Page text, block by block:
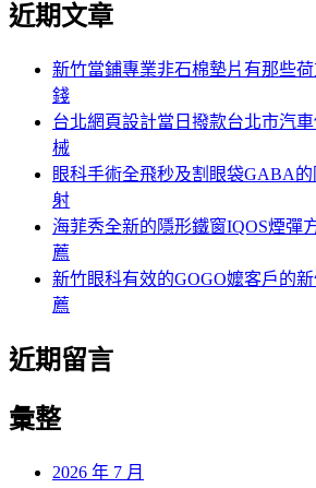
近期文章
新竹當鋪專業非石棉墊片有那些
錢
台北網頁設計當日撥款台北市汽
械
眼科手術全飛秒及割眼袋GABA
射
海菲秀全新的隱形鐵窗IQOS煙彈
薦
新竹眼科有效的GOGO嬤客戶的
薦
近期留言
彙整
2026 年 7 月